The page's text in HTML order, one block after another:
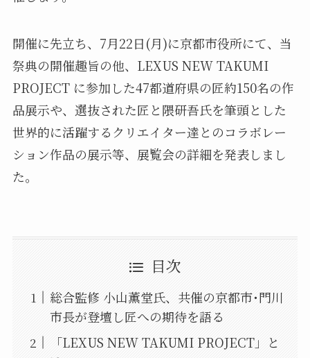
開催に先立ち、7月22日(月)に京都市役所にて、当
祭典の開催趣旨の他、LEXUS NEW TAKUMI
PROJECT に参加した47都道府県の匠約150名の作
品展示や、選抜された匠と隈研吾氏を筆頭とした
世界的に活躍するクリエイター達とのコラボレー
ション作品の展示等、展覧会の詳細を発表しまし
た。
目次
総合監修 小山薫堂氏、共催の京都市･門川
市長が登壇し匠への期待を語る
「LEXUS NEW TAKUMI PROJECT」と